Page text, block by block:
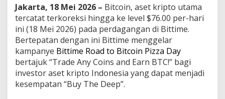
e
$
7
6
.
0
0
0
,
B
Jakarta, 18 Mei 2026 – Bitcoin, aset kripto utama
tercatat terkoreksi hingga ke level $76.00 per-hari
ini (18 Mei 2026) pada perdagangan di Bittime.
Bertepatan dengan ini Bittime menggelar
kampanye Bittime Road to Bitcoin Pizza Day
bertajuk “Trade Any Coins and Earn BTC!” bagi
investor aset kripto Indonesia yang dapat menjadi
kesempatan “Buy The Deep”.